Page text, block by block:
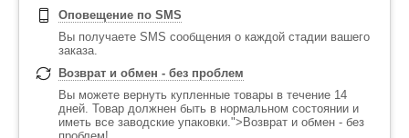
Оповещение по SMS
Вы получаете SMS сообщения о каждой стадии вашего
заказа.
Возврат и обмен - без проблем
Вы можете вернуть купленные товары в течение 14
дней. Товар должнен быть в нормальном состоянии и
иметь все заводские упаковки.">Возврат и обмен - без